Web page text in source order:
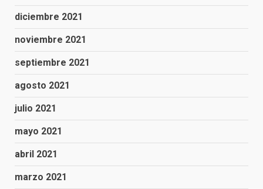
diciembre 2021
noviembre 2021
septiembre 2021
agosto 2021
julio 2021
mayo 2021
abril 2021
marzo 2021